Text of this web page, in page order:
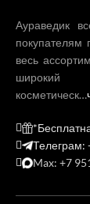
Аураведик
покупателям
весь
широкий
косметическ…
Телеграм:
Max: +7